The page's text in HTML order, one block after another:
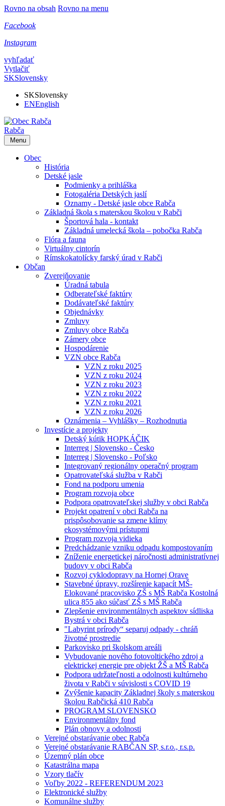
Rovno na obsah Rovno na menu
Facebook
Instagram
vyhľadať
Vytlačiť
SKSlovensky
SKSlovensky
ENEnglish
Rabča
Menu
Obec
História
Detské jasle
Podmienky a prihláška
Fotogaléria Detských jaslí
Oznamy - Detské jasle obce Rabča
Základná škola s materskou školou v Rabči
Športová hala - kontakt
Základná umelecká škola – pobočka Rabča
Flóra a fauna
Virtuálny cintorín
Rímskokatolícky farský úrad v Rabči
Občan
Zverejňovanie
Úradná tabula
Odberateľské faktúry
Dodávateľské faktúry
Objednávky
Zmluvy
Zmluvy obce Rabča
Zámery obce
Hospodárenie
VZN obce Rabča
VZN z roku 2025
VZN z roku 2024
VZN z roku 2023
VZN z roku 2022
VZN z roku 2021
VZN z roku 2026
Oznámenia – Vyhlášky – Rozhodnutia
Investície a projekty
Detský kútik HOPKÁČIK
Interreg | Slovensko - Česko
Interreg | Slovensko - Poľsko
Integrovaný regionálny operačný program
Opatrovateľská služba v Rabči
Fond na podporu umenia
Program rozvoja obce
Podpora opatrovateľskej služby v obci Rabča
Projekt opatrení v obci Rabča na
prispôsobovanie sa zmene klímy
ekosystémovými prístupmi
Program rozvoja vidieka
Predchádzanie vzniku odpadu kompostovaním
Zníženie energetickej náročnosti administratívnej
budovy v obci Rabča
Rozvoj cyklodopravy na Hornej Orave
Stavebné úpravy, rozšírenie kapacít MŠ-
Elokované pracovisko ZŠ s MŠ Rabča Kostolná
ulica 855 ako súčasť ZŠ s MŠ Rabča
Zlepšenie environmentálnych aspektov sídliska
Bystrá v obci Rabča
"Labyrint prírody“ separuj odpady - chráň
životné prostredie
Parkovisko pri školskom areáli
Vybudovanie nového fotovoltického zdroj a
elektrickej energie pre objekt ŽŠ a MŠ Rabča
Podpora udržateľnosti a odolnosti kultúrneho
života v Rabči v súvislosti s COVID 19
Zvýšenie kapacity Základnej školy s materskou
školou Rabčická 410 Rabča
PROGRAM SLOVENSKO
Environmentálny fond
Plán obnovy a odolnosti
Verejné obstarávanie obec Rabča
Verejné obstarávanie RABČAN SP, s.r.o., r.s.p.
Územný plán obce
Katastrálna mapa
Vzory tlačív
Voľby 2022 - REFERENDUM 2023
Elektronické služby
Komunálne služby